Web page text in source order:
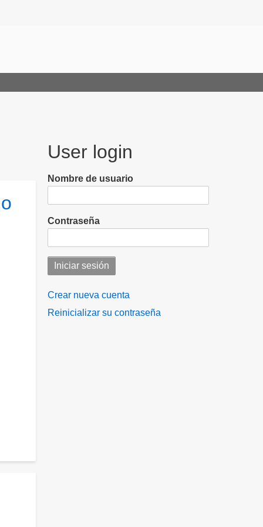
User login
Nombre de usuario
Contraseña
Crear nueva cuenta
Reinicializar su contraseña